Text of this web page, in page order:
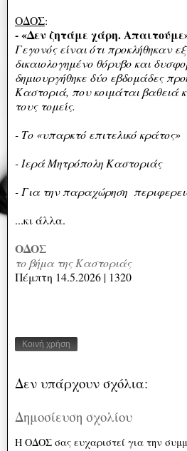
ΟΔΟΣ:
- «Δεν ζητάμε χάρη.
Γεγονός είναι ότι προκλήθηκαν
δικαιολογημένο θόρυβο και
δημιουργήθηκε δύο εβδομάδες
Καστοριά, που κοιμάται βαθειά
τους τομείς.
- Το «υπαρκτό επιτελικό κράτος»
- Ιερά Μητρόπολη Καστοριάς
- Για την παραχώρηση
...κι άλλα.
ΟΔΟΣ
το βήμα της Καστοριάς
Πέμπτη 14.5.2026 | 1320
Κοινή χρήση
Δεν υπάρχουν σχόλια:
Δημοσίευση σχολίου
Η ΟΔΟΣ σας ευχαριστεί για την